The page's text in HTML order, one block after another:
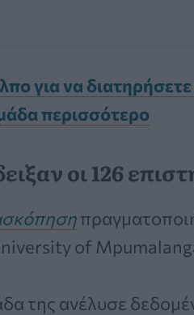
για να
περισσότερο
οι 126
of
της ανέλυσε